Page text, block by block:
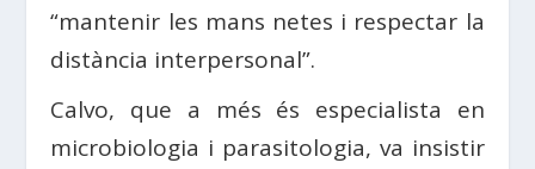
“mantenir les mans netes i respectar la
distància interpersonal”.
Calvo, que a més és especialista en
microbiologia i parasitologia, va insistir